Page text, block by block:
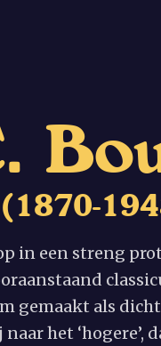
. Bo
(1870-194
in een streng
gemaakt als
het